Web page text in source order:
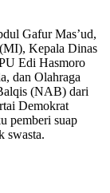
Gafur Mas’ud,
Kepala Dinas
Edi Hasmoro
dan Olahraga
(NAB) dari
Demokrat
pemberi suap
swasta.